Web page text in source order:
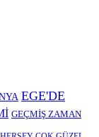
EGE'DE
GEÇMİŞ ZAMAN